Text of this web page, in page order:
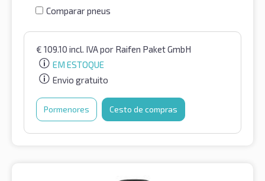
Comparar pneus
€ 109.10 incl. IVApor Raifen Paket GmbH
EM ESTOQUE
Envio gratuito
Pormenores Cesto de compras